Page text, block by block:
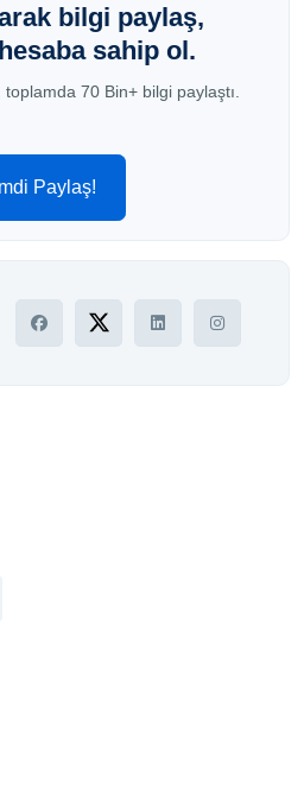
bilgi paylaş,
sahip ol.
70 Bin+ bilgi paylaştı.
Paylaş!